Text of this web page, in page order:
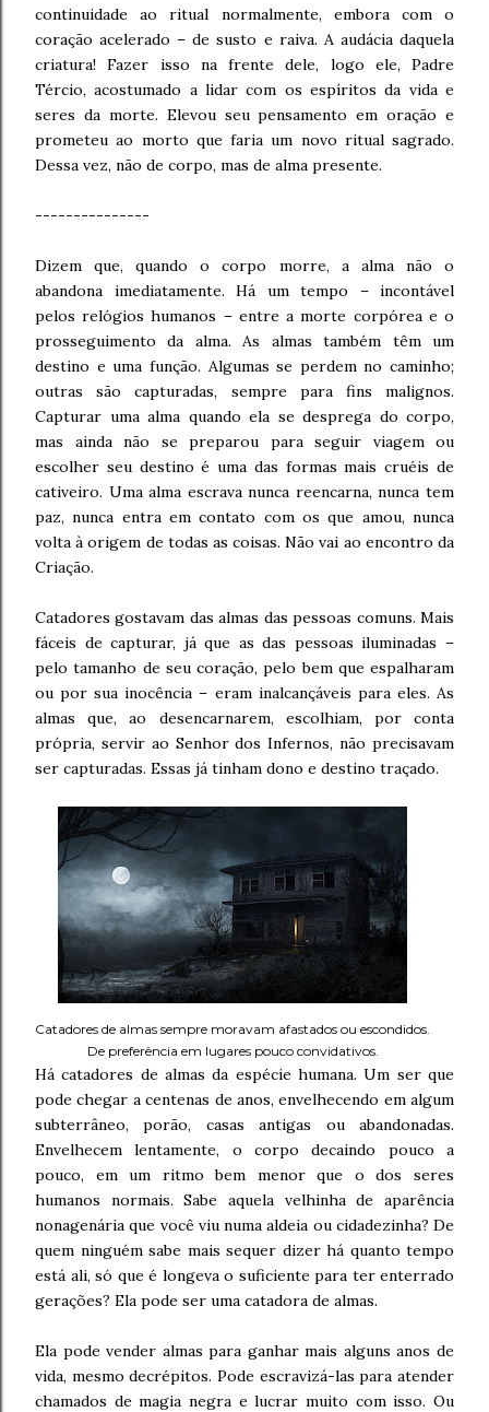
continuidade ao ritual normalmente, embora com o
coração acelerado – de susto e raiva. A audácia daquela
criatura! Fazer isso na frente dele, logo ele, Padre
Tércio, acostumado a lidar com os espíritos da vida e
seres da morte. Elevou seu pensamento em oração e
prometeu ao morto que faria um novo ritual sagrado.
Dessa vez, não de corpo, mas de alma presente.
---------------
Dizem que, quando o corpo morre, a alma não o
abandona imediatamente. Há um tempo – incontável
pelos relógios humanos – entre a morte corpórea e o
prosseguimento da alma. As almas também têm um
destino e uma função. Algumas se perdem no caminho;
outras são capturadas, sempre para fins malignos.
Capturar uma alma quando ela se desprega do corpo,
mas ainda não se preparou para seguir viagem ou
escolher seu destino é uma das formas mais cruéis de
cativeiro. Uma alma escrava nunca reencarna, nunca tem
paz, nunca entra em contato com os que amou, nunca
volta à origem de todas as coisas. Não vai ao encontro da
Criação.
Catadores gostavam das almas das pessoas comuns. Mais
fáceis de capturar, já que as das pessoas iluminadas –
pelo tamanho de seu coração, pelo bem que espalharam
ou por sua inocência – eram inalcançáveis para eles. As
almas que, ao desencarnarem, escolhiam, por conta
própria, servir ao Senhor dos Infernos, não precisavam
ser capturadas. Essas já tinham dono e destino traçado.
Catadores de almas sempre moravam afastados ou escondidos.
De preferência em lugares pouco convidativos.
Há catadores de almas da espécie humana. Um ser que
pode chegar a centenas de anos, envelhecendo em algum
subterrâneo, porão, casas antigas ou abandonadas.
Envelhecem lentamente, o corpo decaindo pouco a
pouco, em um ritmo bem menor que o dos seres
humanos normais. Sabe aquela velhinha de aparência
nonagenária que você viu numa aldeia ou cidadezinha? De
quem ninguém sabe mais sequer dizer há quanto tempo
está ali, só que é longeva o suficiente para ter enterrado
gerações? Ela pode ser uma catadora de almas.
Ela pode vender almas para ganhar mais alguns anos de
vida, mesmo decrépitos. Pode escravizá-las para atender
chamados de magia negra e lucrar muito com isso. Ou